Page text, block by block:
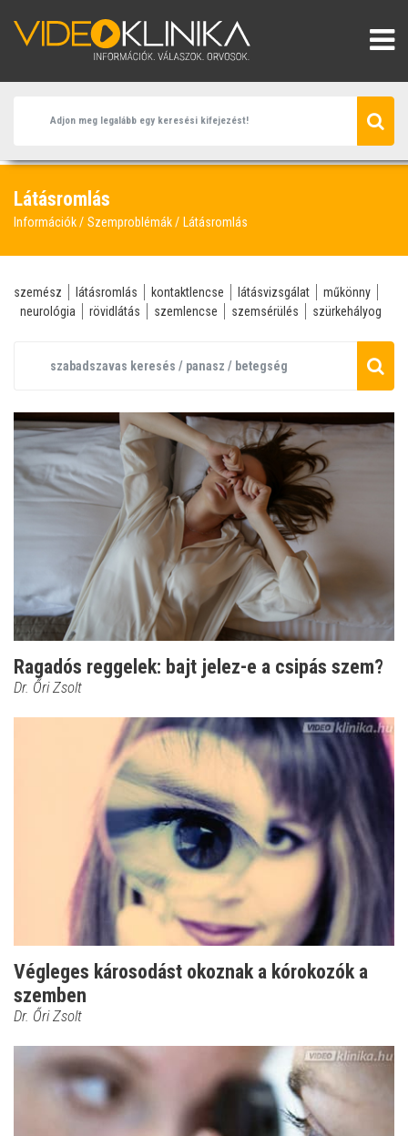
Látásromlás
Információk Szemproblémák Látásromlás
szemész látásromlás kontaktlencse látásvizsgálat
műkönny
neurológia
rövidlátás szemlencse szemsérülés szürkehályog
Ragadós reggelek: bajt jelez-e a csipás szem?
Dr. Őri Zsolt
Végleges károsodást okoznak a kórokozók a
szemben
Dr. Őri Zsolt